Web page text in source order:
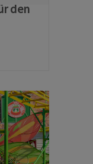
den